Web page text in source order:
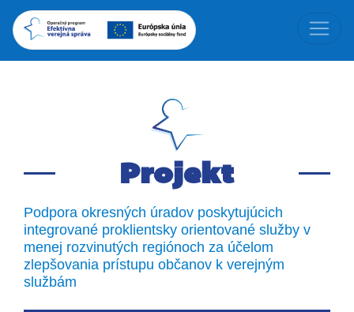
Projekt
Podpora okresných úradov poskytujúcich
integrované proklientsky orientované služby v
menej rozvinutých regiónoch za účelom
zlepšovania prístupu občanov k verejným
službám